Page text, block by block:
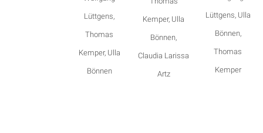
Lüttgens,
Thomas
Kemper, Ulla
Bönnen
Kemper, Ulla
Bönnen,
Claudia Larissa
Artz
Lüttgens, Ulla
Bönnen,
Thomas
Kemper